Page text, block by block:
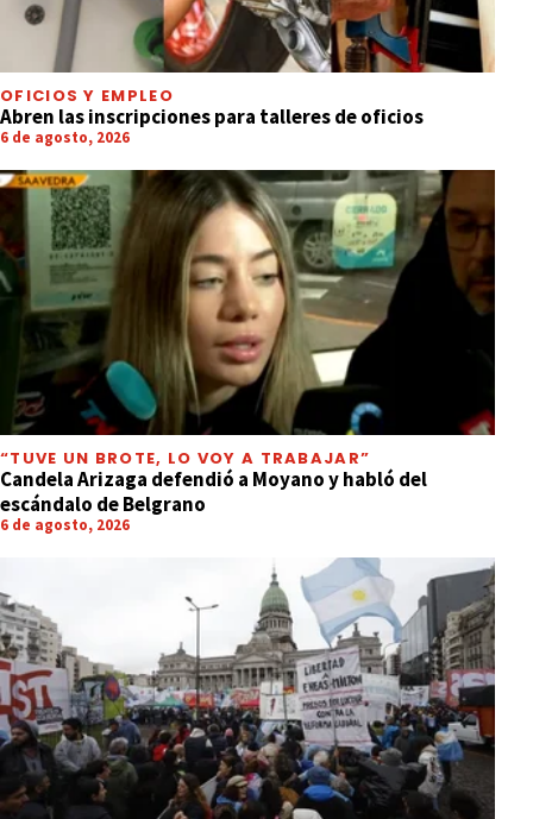
OFICIOS Y EMPLEO
Abren las inscripciones para talleres de oficios
6 de agosto, 2026
“TUVE UN BROTE, LO VOY A TRABAJAR”
Candela Arizaga defendió a Moyano y habló del
escándalo de Belgrano
6 de agosto, 2026